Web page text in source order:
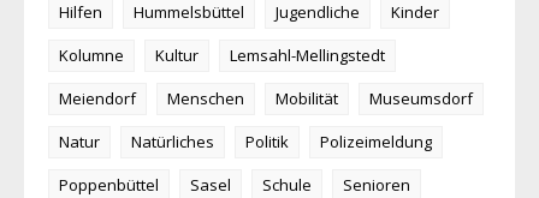
Hilfen
Hummelsbüttel Jugendliche
Kinder
Kolumne
Kultur
Lemsahl-Mellingstedt
Meiendorf
Menschen Mobilität
Museumsdorf
Natur
Natürliches Politik
Polizeimeldung
Poppenbüttel
Sasel Schule
Senioren